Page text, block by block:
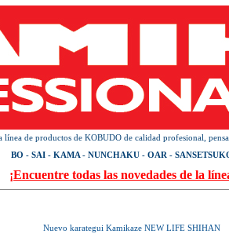
línea de productos de KOBUDO de calidad profesional,
BO - SAI - KAMA - NUNCHAKU - OAR -
¡Encuentre todas las novedades de la
Nuevo karategui Kamikaze NEW LIFE SHIHAN